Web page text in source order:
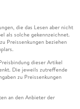
die das Lesen aber nicht
als solche gekennzeichnet.
Preissenkungen beziehen
dieser Artikel
Die jeweils zutreffende
zu Preissenkungen
an den Anbieter der